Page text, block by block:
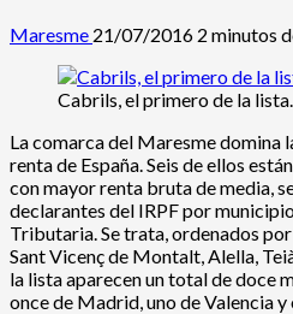
Maresme 21/07/2016 2 minutos
Cabrils, el primero de la
La comarca del Maresme domina
renta de España. Seis de ellos
con mayor renta bruta de media,
declarantes del IRPF por
Tributaria. Se trata, ordenados
Sant Vicenç de Montalt, Alella,
la lista aparecen un total de doce
once de Madrid, uno de Valencia